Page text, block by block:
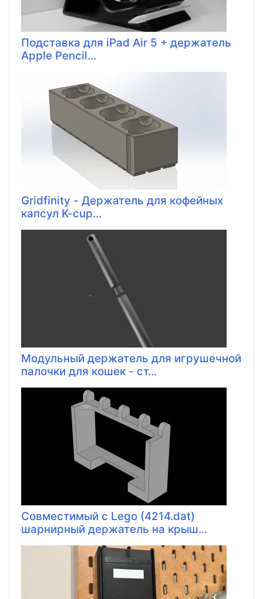
Подставка для iPad Air 5 + держатель
Apple Pencil...
Gridfinity - Держатель для кофейных
капсул K-cup...
Модульный держатель для игрушечной
палочки для кошек - ст...
Совместимый с Lego (4214.dat)
шарнирный держатель на крыш...